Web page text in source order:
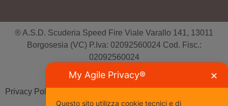
® A.S.D. Scuderia Speed Fire Viale Varallo 141, 13011
Borgosesia (VC) P.Iva: 02092560024 Cod. Fisc.:
02092560024
Tutti i diritti riservati
Privacy Policy
My Agile Privacy® ✕
Questo sito utilizza cookie tecnici e di